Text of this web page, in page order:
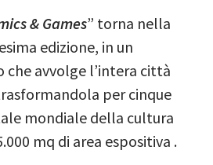
& Games” torna nella
edizione, in un
che avvolge l’intera città
per cinque
mondiale della cultura
mq di area espositiva .